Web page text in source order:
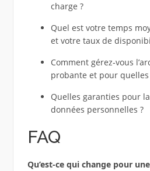
charge ?
Quel est votre temps
et votre taux de
Comment gérez‑vous
probante et pour quelles
Quelles garanties pour
données personnelles ?
FAQ
Qu’est-ce qui change pour